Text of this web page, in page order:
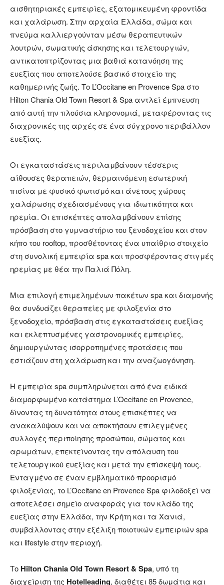
αισθητηριακές εμπειρίες, εξατομικευμένη φροντίδα
και χαλάρωση. Στην αρχαία Ελλάδα, σώμα και
πνεύμα καλλιεργούνταν μέσω θεραπευτικών
λουτρών, σωματικής άσκησης και τελετουργιών,
αντικατοπτρίζοντας μια βαθιά κατανόηση της
ευεξίας που αποτελούσε βασικό στοιχείο της
καθημερινής ζωής. Το L’Occitane en Provence Spa στο
Hilton Chania Old Town Resort & Spa αντλεί έμπνευση
από αυτή την πλούσια κληρονομιά, μεταφέροντας τις
διαχρονικές της αρχές σε ένα σύγχρονο περιβάλλον
ευεξίας.
Οι εγκαταστάσεις περιλαμβάνουν τέσσερις
αίθουσες θεραπειών, θερμαινόμενη εσωτερική
πισίνα με φυσικό φωτισμό και άνετους χώρους
χαλάρωσης σχεδιασμένους για ιδιωτικότητα και
ηρεμία. Οι επισκέπτες απολαμβάνουν επίσης
πρόσβαση στο γυμναστήριο του ξενοδοχείου και στον
κήπο του rooftop, προσθέτοντας ένα υπαίθριο στοιχείο
στη συνολική εμπειρία spa και προσφέροντας στιγμές
ηρεμίας με θέα την Παλιά Πόλη.
Μια επιλογή επιμελημένων πακέτων spa και διαμονής
θα συνδυάζει θεραπείες με φιλοξενία στο
ξενοδοχείο, πρόσβαση στις εγκαταστάσεις ευεξίας
και εκλεπτυσμένες γαστρονομικές εμπειρίες,
δημιουργώντας ισορροπημένες προτάσεις που
εστιάζουν στη χαλάρωση και την αναζωογόνηση.
Η εμπειρία spa συμπληρώνεται από ένα ειδικά
διαμορφωμένο κατάστημα L’Occitane en Provence,
δίνοντας τη δυνατότητα στους επισκέπτες να
ανακαλύψουν και να αποκτήσουν επιλεγμένες
συλλογές περιποίησης προσώπου, σώματος και
αρωμάτων, επεκτείνοντας την απόλαυση του
τελετουργικού ευεξίας και μετά την επίσκεψή τους.
Ενταγμένο σε έναν εμβληματικό προορισμό
φιλοξενίας, το L’Occitane en Provence Spa φιλοδοξεί να
αποτελέσει σημείο αναφοράς για τον κλάδο της
ευεξίας στην Ελλάδα, την Κρήτη και τα Χανιά,
συμβάλλοντας στην εξέλιξη ποιοτικών εμπειριών spa
και lifestyle στην περιοχή.
Το Hilton Chania Old Town Resort & Spa, υπό τη
διαχείριση της Hotelleading, διαθέτει 85 δωμάτια και